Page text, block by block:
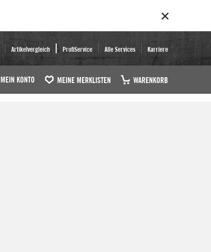
Artikelvergleich ProfiService Alle Services Karriere
MEIN KONTO MEINE MERKLISTEN WARENKORB